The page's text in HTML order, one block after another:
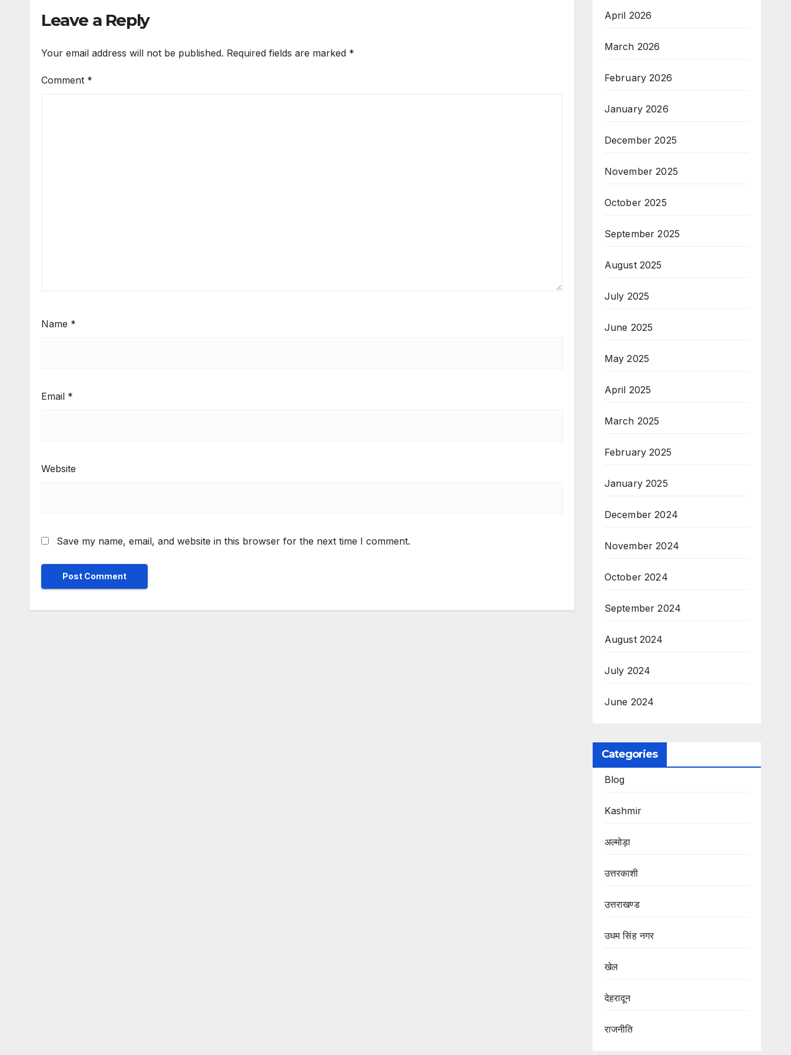
Leave a Reply
Your email address will not be published. Required fields are marked *
Comment *
Name *
Email *
Website
Save my name, email, and website in this browser for the next time I comment.
April 2026
March 2026
February 2026
January 2026
December 2025
November 2025
October 2025
September 2025
August 2025
July 2025
June 2025
May 2025
April 2025
March 2025
February 2025
January 2025
December 2024
November 2024
October 2024
September 2024
August 2024
July 2024
June 2024
Categories
Blog
Kashmir
अल्मोड़ा
उत्तरकाशी
उत्तराखण्ड
उधम सिंह नगर
खेल
देहरादून
राजनीति